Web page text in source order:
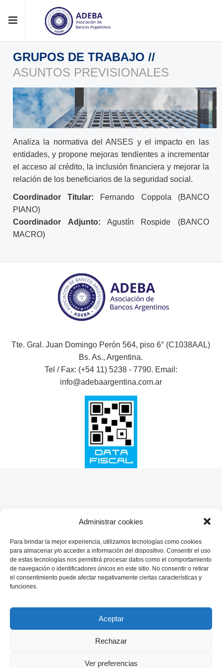
Administrar cookies
Para brindar la mejor experiencia, utilizamos tecnologías como cookies
para almacenar y/o acceder a información del dispositivo. Consentir el uso
de estas tecnologías nos permitirá procesar datos como el comportamiento
de navegación o identificadores únicos en este sitio. No consentir o retirar
el consentimiento puede afectar negativamente ciertas características y
funciones.
Aceptar
Rechazar
Ver preferencias
GRUPOS DE TRABAJO//
ASUNTOS PREVISIONALES
Analiza la normativa del ANSES y el impacto en las
entidades, y propone mejoras tendientes a incrementar
el acceso al crédito, la inclusión financiera y mejorar la
relación de los beneficiarios de la seguridad social.
Coordinador Titular: Fernando Coppola (BANCO
PIANO)
Coordinador Adjunto: Agustín Rospide (BANCO
MACRO)
Tte. Gral. Juan Domingo Perón 564, piso 6° (C1038AAL)
Bs. As., Argentina.
Tel / Fax: (+54 11) 5238 - 7790. Email:
info@adebaargentina.com.ar